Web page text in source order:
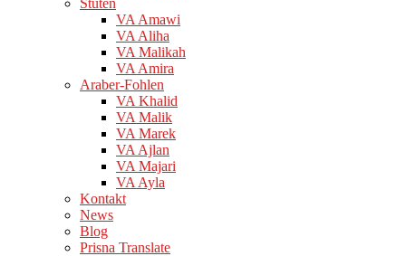
Stuten
VA Amawi
VA Aliha
VA Malikah
VA Amira
Araber-Fohlen
VA Khalid
VA Malik
VA Marek
VA Ajlan
VA Majari
VA Ayla
Kontakt
News
Blog
Prisna Translate